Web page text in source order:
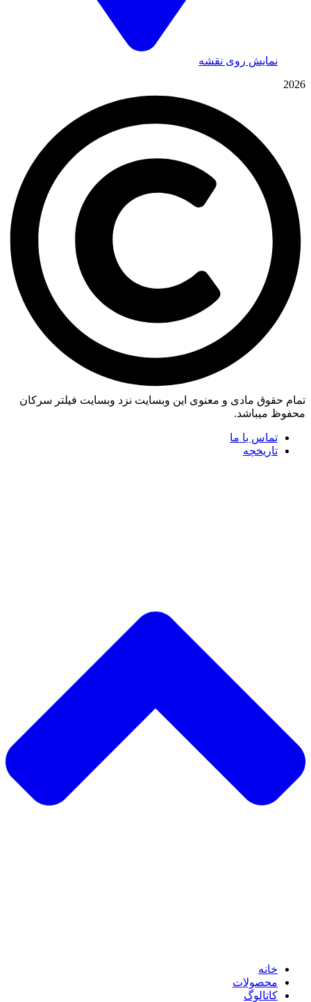
نمایش روی نقشه
2026
تمام حقوق مادی و معنوی این وبسایت نزد وبسایت فیلتر سرکان
محفوظ میباشد.
تماس با ما
تاریخچه
خانه
محصولات
کاتالوگ